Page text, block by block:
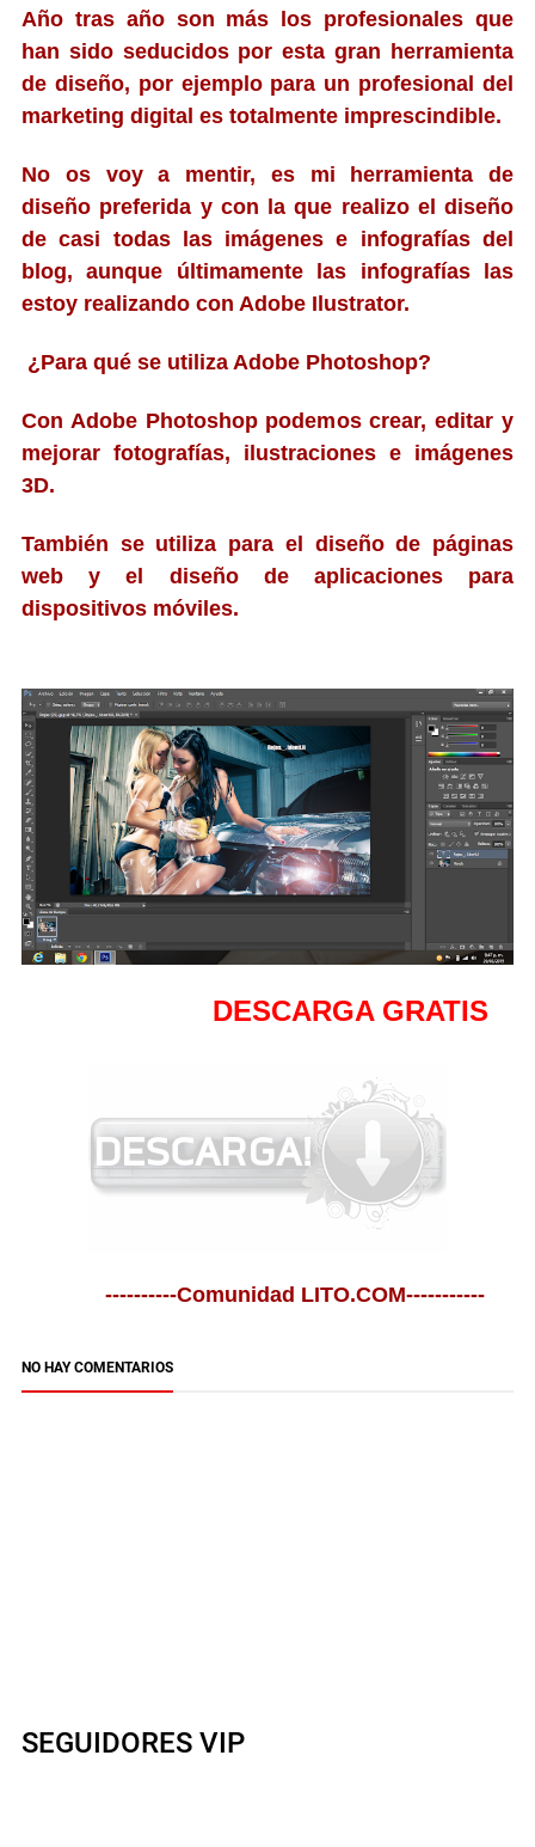
Año tras año son más los profesionales que
han sido seducidos por esta gran herramienta
de diseño, por ejemplo para un profesional del
marketing digital es totalmente imprescindible.
No os voy a mentir, es mi herramienta de
diseño preferida y con la que realizo el diseño
de casi todas las imágenes e infografías del
blog, aunque últimamente las infografías las
estoy realizando con Adobe Ilustrator.
¿Para qué se utiliza Adobe Photoshop?
Con Adobe Photoshop podemos crear, editar y
mejorar fotografías, ilustraciones e imágenes
3D.
También se utiliza para el diseño de páginas
web y el diseño de aplicaciones para
dispositivos móviles.
DESCARGA GRATIS
----------Comunidad LITO.COM-----------
NO HAY COMENTARIOS
SEGUIDORES VIP